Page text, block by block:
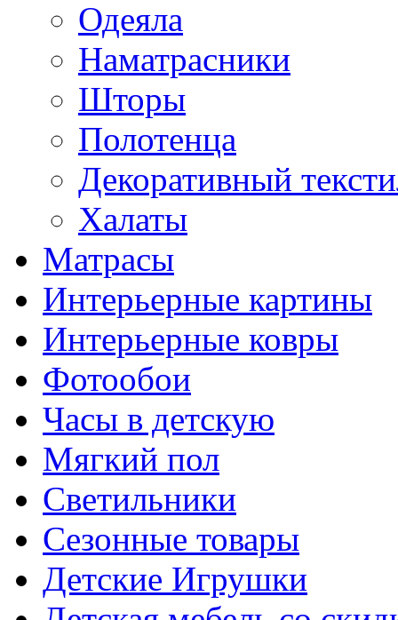
Одеяла
Наматрасники
Шторы
Полотенца
Декоративный
Халаты
Матрасы
Интерьерные картины
Интерьерные ковры
Фотообои
Часы в детскую
Мягкий пол
Светильники
Сезонные товары
Детские Игрушки